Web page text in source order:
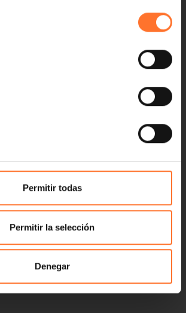
Permitir todas
Permitir la selección
Denegar